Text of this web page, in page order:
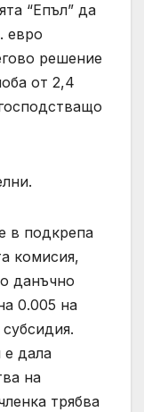
“Епъл” да
евро
решение
от 2,4
в подкрепа
комисия,
данъчно
0.005 на
дала
на
трябва